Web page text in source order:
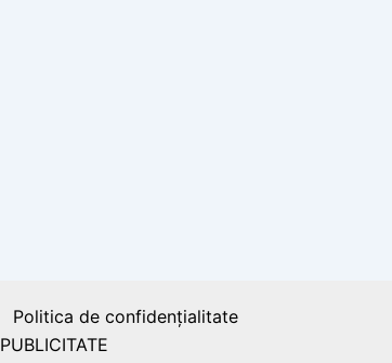
Politica de confidențialitate
PUBLICITATE